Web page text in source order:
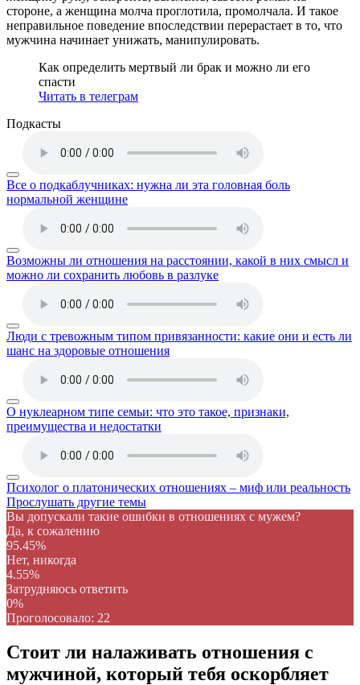
стороне, а женщина молча проглотила, промолчала. И такое
неправильное поведение впоследствии перерастает в то, что
мужчина начинает унижать, манипулировать.
Как определить мертвый ли брак и можно ли его
спасти
Читать в телеграм
Подкасты
Все о подкаблучниках: нужна ли эта головная боль
нормальной женщине
Возможны ли отношения на расстоянии, какой в них смысл и
можно ли сохранить любовь в разлуке
Люди с тревожным типом привязанности: какие они и есть ли
шанс на здоровые отношения
О нуклеарном типе семьи: что это такое, признаки,
преимущества и недостатки
Психолог о платонических отношениях – миф или реальность
Прослушать другие темы
Вы допускали такие ошибки в отношениях с мужем?
Да, к сожалению
95.45%
Нет, никогда
4.55%
Затрудняюсь ответить
0%
Проголосовало: 22
Стоит ли налаживать отношения с
мужчиной, который тебя оскорбляет